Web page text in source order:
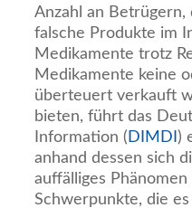
Anzahl an Betrügern,
falsche Produkte im
Medikamente trotz
Medikamente keine
überteuert verkauft
bieten, führt das
Information ( DIMDI )
anhand dessen sich
auffälliges
Schwerpunkte, die